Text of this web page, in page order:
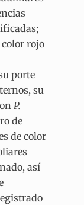
color rojo
porte
su
P.
de
de color
así